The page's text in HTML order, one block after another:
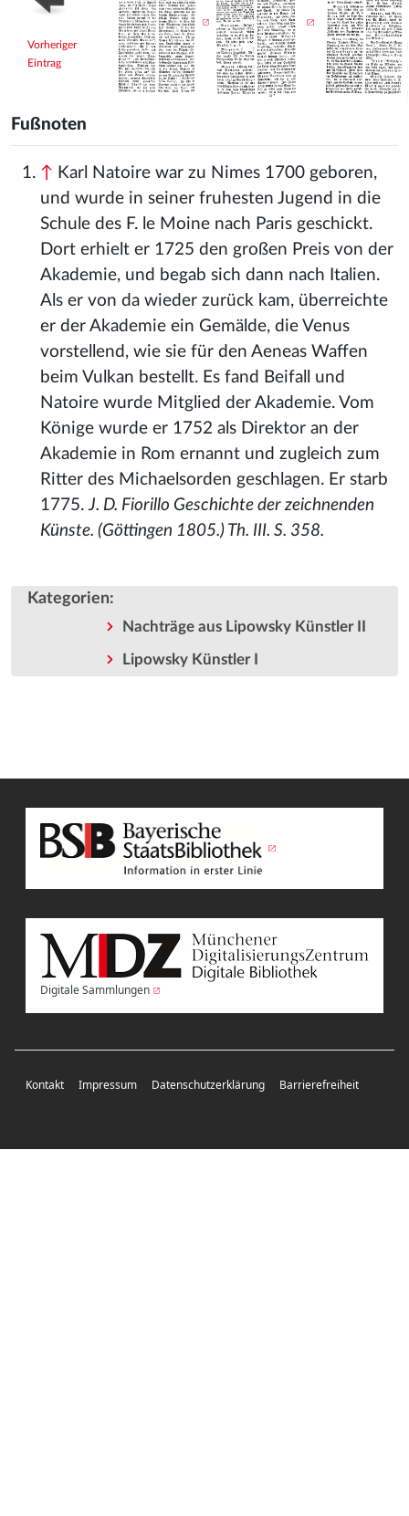
Vorheriger
Eintrag
Fußnoten
↑ Karl Natoire war zu Nimes 1700 geboren,
und wurde in seiner fruhesten Jugend in die
Schule des F. le Moine nach Paris geschickt.
Dort erhielt er 1725 den großen Preis von der
Akademie, und begab sich dann nach Italien.
Als er von da wieder zurück kam, überreichte
er der Akademie ein Gemälde, die Venus
vorstellend, wie sie für den Aeneas Waffen
beim Vulkan bestellt. Es fand Beifall und
Natoire wurde Mitglied der Akademie. Vom
Könige wurde er 1752 als Direktor an der
Akademie in Rom ernannt und zugleich zum
Ritter des Michaelsorden geschlagen. Er starb
1775.J. D. Fiorillo Geschichte der zeichnenden
Künste. (Göttingen 1805.) Th. III. S. 358.
Kategorien:
Nachträge aus Lipowsky Künstler II
Lipowsky Künstler I
Digitale Sammlungen
Kontakt Impressum Datenschutzerklärung Barrierefreiheit